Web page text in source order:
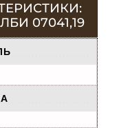
07041,19